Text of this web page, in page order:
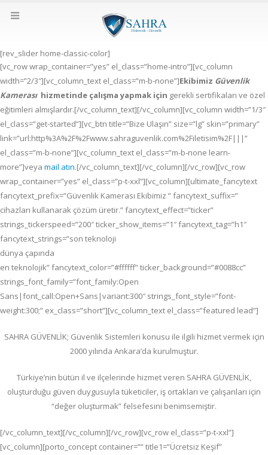
[rev_slider home-classic-color]
[vc_row wrap_container=”yes” el_class=”home-intro”][vc_column
width=”2/3″][vc_column_text el_class=”m-b-none”]Ekibimiz Güvenlik
Kamerasıhizmetinde çalışma yapmak için gerekli sertifikaları ve özel
eğitimleri almışlardır.[/vc_column_text][/vc_column][vc_column width=”1/3″
el_class=”get-started”][vc_btn title=”Bize Ulaşın” size=”lg” skin=”primary”
link=”url:http%3A%2F%2Fwww.sahraguvenlik.com%2Filetisim%2F|||”
el_class=”m-b-none”][vc_column_text el_class=”m-b-none learn-
more”]veya mail atın.[/vc_column_text][/vc_column][/vc_row][vc_row
wrap_container=”yes” el_class=”p-t-xxl”][vc_column][ultimate_fancytext
fancytext_prefix=”Güvenlik Kamerası Ekibimiz ” fancytext_suffix=”
cihazları kullanarak çözüm üretir.” fancytext_effect=”ticker”
strings_tickerspeed=”200″ ticker_show_items=”1″ fancytext_tag=”h1″
fancytext_strings=”son teknoloji
dünya çapında
en teknolojik” fancytext_color=”#ffffff” ticker_background=”#0088cc”
strings_font_family=”font_family:Open
Sans|font_call:Open+Sans|variant:300″ strings_font_style=”font-
weight:300;” ex_class=”short”][vc_column_text el_class=”featured lead”]
SAHRA GÜVENLİK; Güvenlik Sistemleri konusu ile ilgili hizmet vermek için
2000 yılında Ankara’da kurulmuştur.
Türkiye’nin bütün il ve ilçelerinde hizmet veren SAHRA GÜVENLİK,
oluşturduğu güven duygusuyla tüketiciler, iş ortakları ve çalışanları için
“değer oluşturmak” felsefesini benimsemiştir.
[/vc_column_text][/vc_column][/vc_row][vc_row el_class=”p-t-xxl”]
[vc_column][porto_concept container=”” title1=”Ücretsiz Keşif”